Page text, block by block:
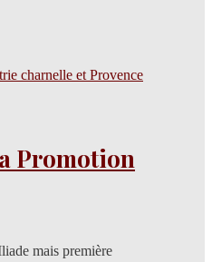
Promotion
mais première